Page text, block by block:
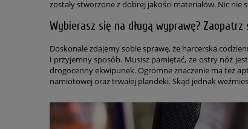
zostały stworzone z dobrej jakości materiałów. Nic nie
Wybierasz się na długą wyprawę?
Doskonale zdajemy sobie sprawę, że harcerska
i przyjemny sposób. Musisz pamiętać, że ostry nóż
drogocenny ekwipunek. Ogromne znaczenie ma też
namiotowej oraz trwałej plandeki. Skąd jednak